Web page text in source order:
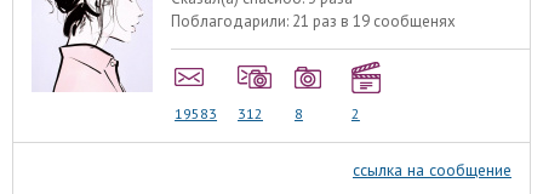
Поблагодарили: 21 раз в 19 сообщенях
19583 312 8 2
ссылка на сообщение